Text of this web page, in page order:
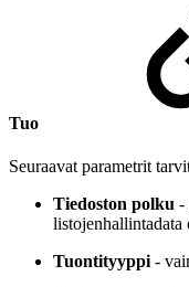
Tuo
Seuraavat parametrit
Tiedoston polku -
listojenhallintadata
Tuontityyppi -